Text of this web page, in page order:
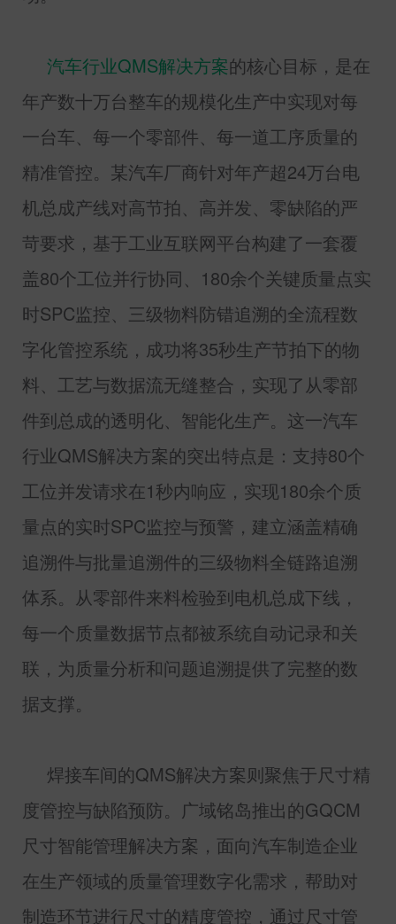
汽车行业QMS解决方案的核心目标，是在
年产数十万台整车的规模化生产中实现对每
一台车、每一个零部件、每一道工序质量的
精准管控。某汽车厂商针对年产超24万台电
机总成产线对高节拍、高并发、零缺陷的严
苛要求，基于工业互联网平台构建了一套覆
盖80个工位并行协同、 180余个关键质量点实
时SPC监控、三级物料防错追溯的全流程数
字化管控系统，成功将35秒生产节拍下的物
料、工艺与数据流无缝整合，实现了从零部
件到总成的透明化、智能化生产。这一汽车
行业QMS解决方案的突出特点是：支持80个
工位并发请求在1秒内响应，实现180余个质
量点的实时SPC监控与预警，建立涵盖精确
追溯件与批量追溯件的三级物料全链路追溯
体系。从零部件来料检验到电机总成下线，
每一个质量数据节点都被系统自动记录和关
联，为质量分析和问题追溯提供了完整的数
据支撑。
焊接车间的QMS解决方案则聚焦于尺寸精
度管控与缺陷预防。广域铭岛推出的GQCM
尺寸智能管理解决方案，面向汽车制造企业
在生产领域的质量管理数字化需求，帮助对
制造环节进行尺寸的精度管控，通过尺寸管